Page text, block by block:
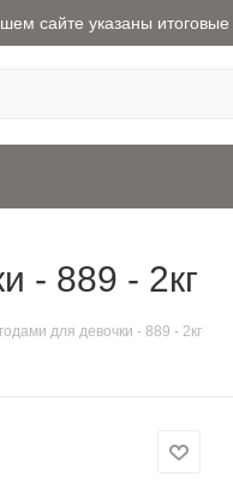
сайте указаны
- 889 - 2кг
для девочки - 889 - 2кг